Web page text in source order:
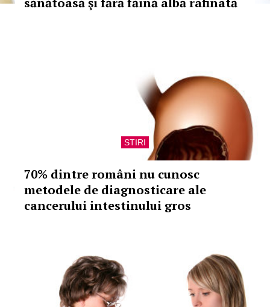
STIRI
70% dintre români nu cunosc
metodele de diagnosticare ale
cancerului intestinului gros